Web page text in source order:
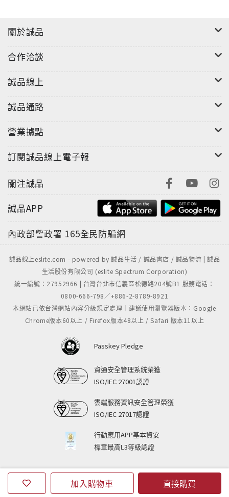
加入購物車 直接購買
關於誠品
合作洽談
誠品線上
誠品通路
營業據點
訂閱誠品線上電子報
關注誠品
誠品APP
內政部警政署 165全民防騙網
誠品線上eslite.com - powered by 誠品生活 / 誠品書店 / 誠品物流 | 誠品
生活股份有限公司 (eslite Spectrum Corporation)
統一編號：27952966 | 台灣台北市信義區松德路204號B1 服務電話：
0800-666-798／+886-2-8789-8921
本網站已依台灣網站內容分級規定處理｜建議使用瀏覽器版本：Google
Chrome版本60以上 / Firefox版本48以上 / Safari 版本11以上
Passkey Pledge
資通安全管理系統榮獲
ISO/IEC 27001認證
雲端服務資訊安全管理榮獲
ISO/IEC 27017認證
行動應用APP基本資安
標章最高L3等級認證